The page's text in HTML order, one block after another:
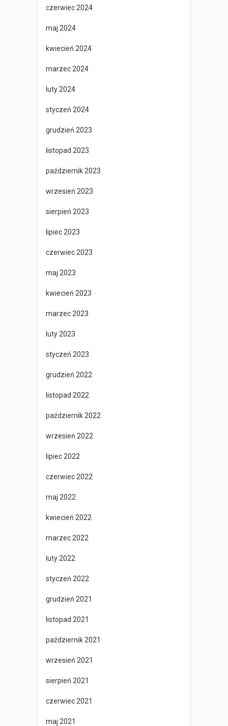
czerwiec 2024
maj 2024
kwiecień 2024
marzec 2024
luty 2024
styczeń 2024
grudzień 2023
listopad 2023
październik 2023
wrzesień 2023
sierpień 2023
lipiec 2023
czerwiec 2023
maj 2023
kwiecień 2023
marzec 2023
luty 2023
styczeń 2023
grudzień 2022
listopad 2022
październik 2022
wrzesień 2022
lipiec 2022
czerwiec 2022
maj 2022
kwiecień 2022
marzec 2022
luty 2022
styczeń 2022
grudzień 2021
listopad 2021
październik 2021
wrzesień 2021
sierpień 2021
czerwiec 2021
maj 2021